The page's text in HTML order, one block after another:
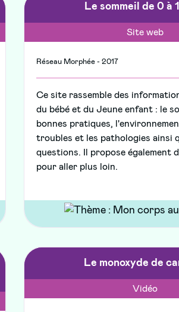
Le sommeil de 0 à
Site web
Réseau Morphée - 2017
Ce site rassemble des
du bébé et du Jeune enfant : le
bonnes pratiques,
troubles et les pathologies ainsi
questions. Il propose également
pour aller plus loin.
Le monoxyde de
Vidéo